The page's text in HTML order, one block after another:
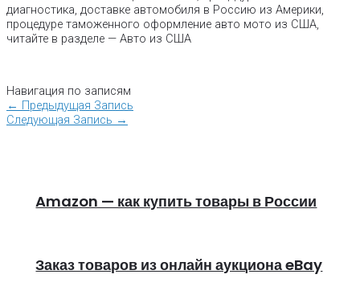
диагностика, доставке автомобиля в Россию из Америки,
процедуре таможенного оформление авто мото из США,
читайте в разделе — Авто из США
Навигация по записям
← Предыдущая Запись
Следующая Запись →
Amazon — как купить товары в России
Заказ товаров из онлайн аукциона eBay